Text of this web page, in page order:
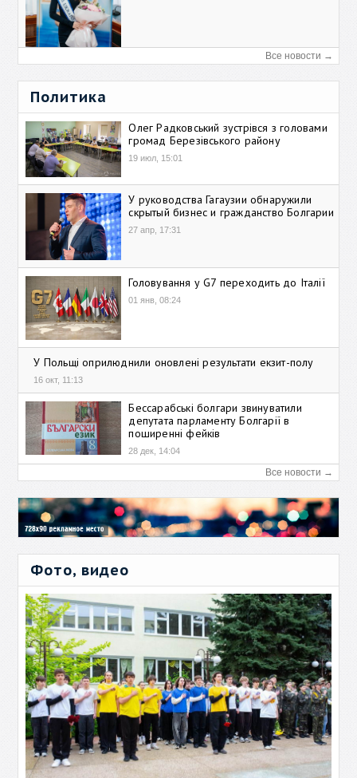
Все новости →
Политика
Олег Радковський зустрівся з головами
громад Березівського району
19 июл, 15:01
У руководства Гагаузии обнаружили
скрытый бизнес и гражданство Болгарии
27 апр, 17:31
Головування у G7 переходить до Італії
01 янв, 08:24
У Польщі оприлюднили оновлені результати екзит-полу
16 окт, 11:13
Бессарабські болгари звинуватили
депутата парламенту Болгарії в
поширенні фейків
28 дек, 14:04
Все новости →
Фото, видео